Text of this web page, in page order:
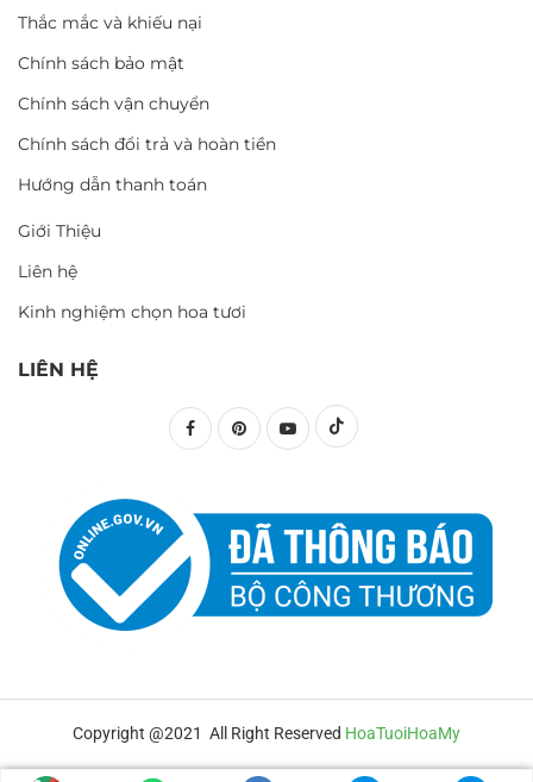
Thắc mắc và khiếu nại
Chính sách bảo mật
Chính sách vận chuyển
Chính sách đổi trả và hoàn tiền
Hướng dẫn thanh toán
Giới Thiệu
Liên hệ
Kinh nghiệm chọn hoa tươi
LIÊN HỆ
Copyright @2021 All Right Reserved HoaTuoiHoaMy